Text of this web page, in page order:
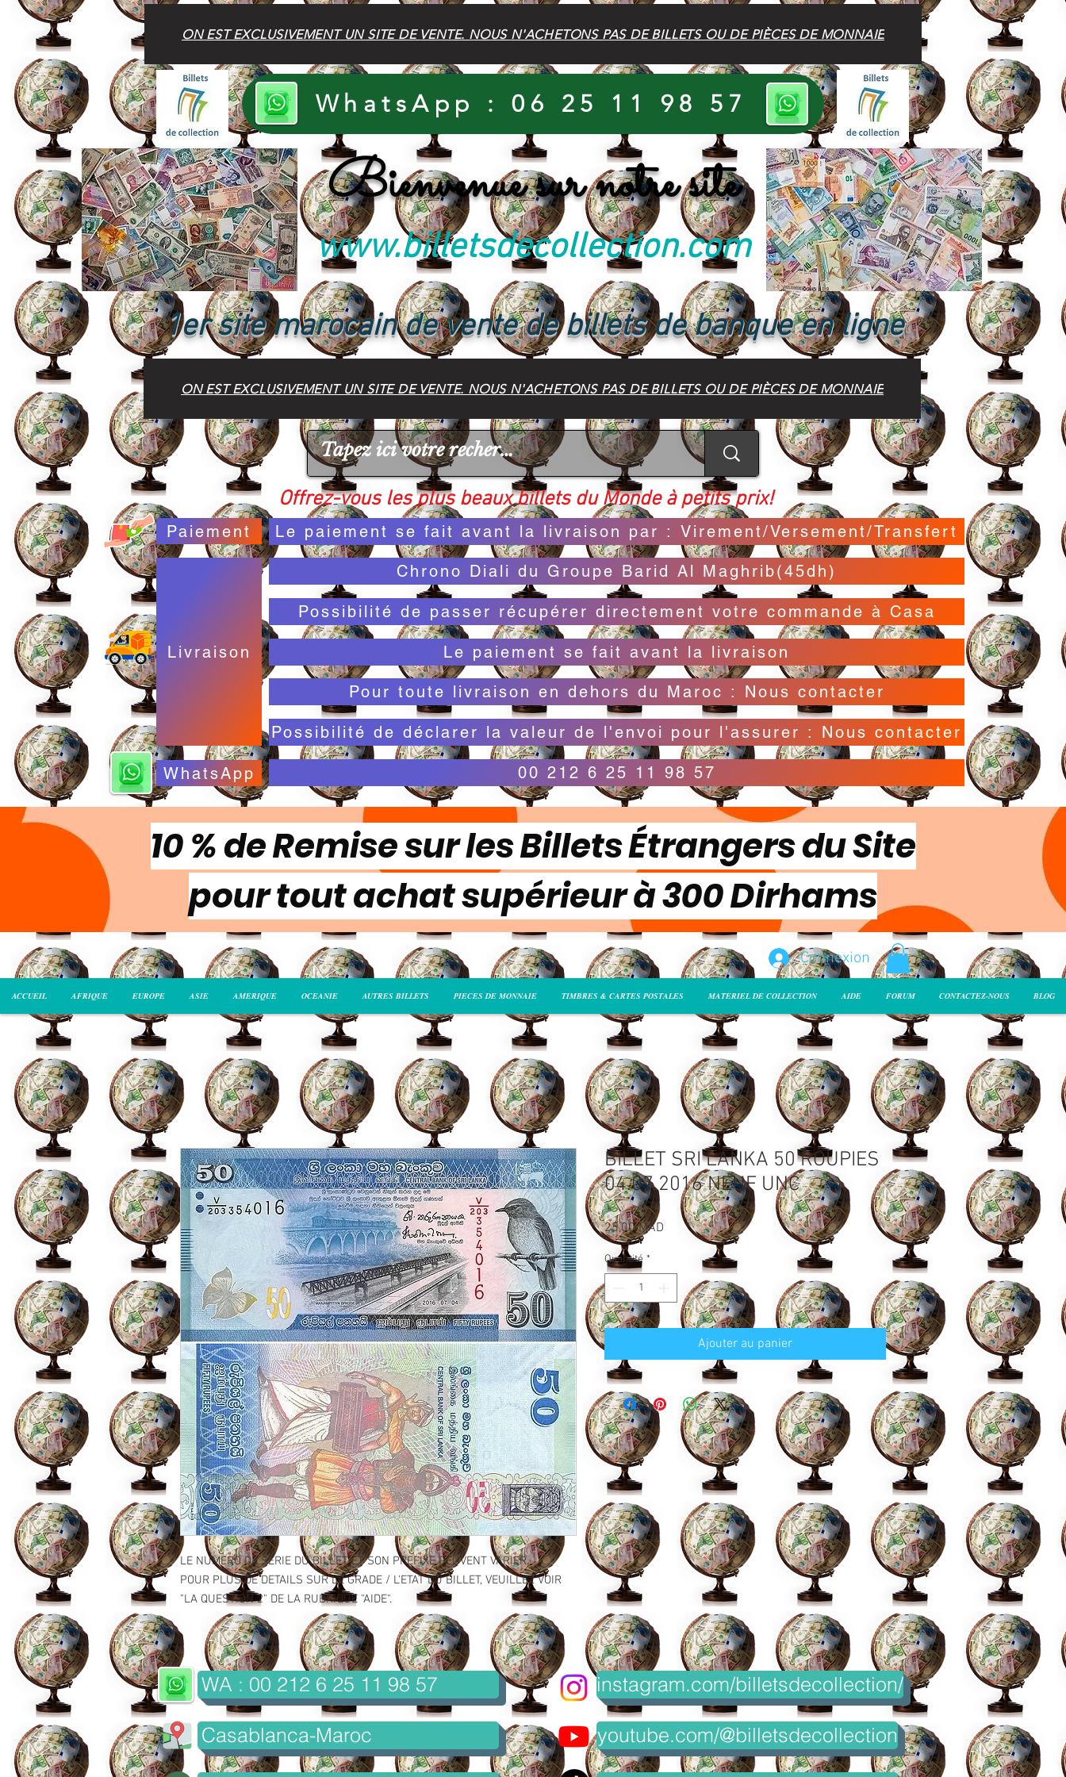
ON EST EXCLUSIVEMENT UN SITE DE VENTE. NOUS N'ACHETONS PAS DE BILLETS OU DE PIÈCES DE MONNAIE
WhatsApp : 06 25 11 98 57
Bienvenue sur notre site
www.billetsdecollection.com
1er site marocain de vente de billets de banque en ligne
ON EST EXCLUSIVEMENT UN SITE DE VENTE. NOUS N'ACHETONS PAS DE BILLETS OU DE PIÈCES DE MONNAIE
Offrez-vous les plus beaux billets du Monde à petits prix!
Paiement Le paiement se fait avant la livraison par : Virement/Versement/Transfert
Livraison
Chrono Diali du Groupe Barid Al Maghrib(45dh)
Possibilité de passer récupérer directement votre commande à Casa
Le paiement se fait avant la livraison
Pour toute livraison en dehors du Maroc : Nous contacter
Possibilité de déclarer la valeur de l'envoi pour l'assurer : Nous contacter
WhatsApp 00 212 6 25 11 98 57
10 % de Remise sur les Billets Étrangers du Site
pour tout achat supérieur à 300 Dirhams
Connexion
ACCUEIL AFRIQUE EUROPE ASIE AMERIQUE OCEANIE AUTRES BILLETS PIECES DE MONNAIE TIMBRES & CARTES POSTALES MATERIEL DE COLLECTION AIDE FORUM CONTACTEZ-NOUS BLOG
LE NUMERO DE SERIE DU BILLET ET SON PREFIXE PEUVENT VARIER.
POUR PLUS DE DETAILS SUR LE GRADE / L'ETAT DU BILLET, VEUILLEZ VOIR
"LA QUESTION 2" DE LA RUBRIQUE "AIDE".
BILLET SRI LANKA 50 ROUPIES
04.07.2016 NEUF UNC
25,00 MAD
Quantité *
Ajouter au panier
WA : 00 212 6 25 11 98 57
Casablanca-Maroc
instagram.com/billetsdecollection/
youtube.com/@billetsdecollection